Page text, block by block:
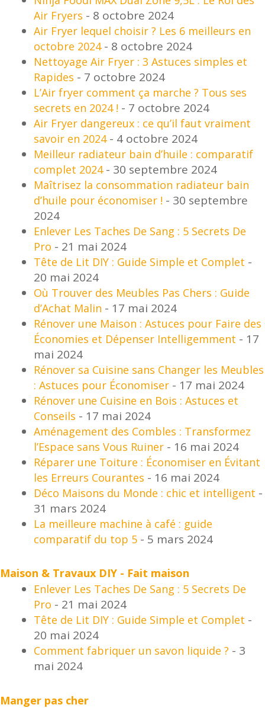
Air Fryers - 8 octobre 2024
Air Fryer lequel choisir ? Les 6 meilleurs en
octobre 2024- 8 octobre 2024
Nettoyage Air Fryer : 3 Astuces simples et
Rapides - 7 octobre 2024
L’Air fryer comment ça marche ? Tous ses
secrets en 2024 ! - 7 octobre 2024
Air Fryer dangereux : ce qu’il faut vraiment
savoir en 2024- 4 octobre 2024
Meilleur radiateur bain d’huile : comparatif
complet 2024- 30 septembre 2024
Maîtrisez la consommation radiateur bain
d’huile pour économiser ! - 30 septembre
2024
Enlever Les Taches De Sang : 5 Secrets De
Pro - 21 mai 2024
Tête de Lit DIY : Guide Simple et Complet -
20 mai 2024
Où Trouver des Meubles Pas Chers : Guide
d’Achat Malin - 17 mai 2024
Rénover une Maison : Astuces pour Faire des
Économies et Dépenser Intelligemment - 17
mai 2024
Rénover sa Cuisine sans Changer les Meubles
: Astuces pour Économiser - 17 mai 2024
Rénover une Cuisine en Bois : Astuces et
Conseils - 17 mai 2024
Aménagement des Combles : Transformez
l’Espace sans Vous Ruiner - 16 mai 2024
Réparer une Toiture : Économiser en Évitant
les Erreurs Courantes - 16 mai 2024
Déco Maisons du Monde : chic et intelligent -
31 mars 2024
La meilleure machine à café : guide
comparatif du top 5 - 5 mars 2024
Maison & Travaux DIY - Fait maison
Enlever Les Taches De Sang : 5 Secrets De
Pro - 21 mai 2024
Tête de Lit DIY : Guide Simple et Complet -
20 mai 2024
Comment fabriquer un savon liquide ? - 3
mai 2024
Manger pas cher